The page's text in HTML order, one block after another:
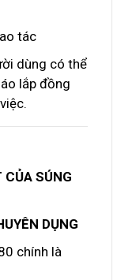
tác
dùng có thể
lắp đồng
CỦA SÚNG
DỤNG
chính là